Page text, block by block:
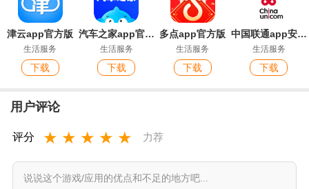
津云app官方版
生活服务
下载
汽车之家app官方版
生活服务
下载
多点app官方版
生活服务
下载
中国联通app安卓版
生活服务
下载
用户评论
评分 ★ ★ ★ ★ ★ 力荐